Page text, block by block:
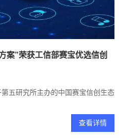
案”荣获工信部赛宝优选信创
五研究所主办的中国赛宝信创生态
查看详情